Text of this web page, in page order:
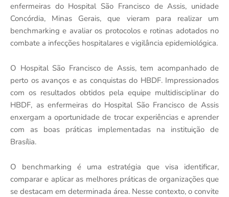
enfermeiras do Hospital São Francisco de Assis, unidade
Concórdia, Minas Gerais, que vieram para realizar um
benchmarking e avaliar os protocolos e rotinas adotados no
combate a infecções hospitalares e vigilância epidemiológica.
O Hospital São Francisco de Assis, tem acompanhado de
perto os avanços e as conquistas do HBDF. Impressionados
com os resultados obtidos pela equipe multidisciplinar do
HBDF, as enfermeiras do Hospital São Francisco de Assis
enxergam a oportunidade de trocar experiências e aprender
com as boas práticas implementadas na instituição de
Brasília.
O benchmarking é uma estratégia que visa identificar,
comparar e aplicar as melhores práticas de organizações que
se destacam em determinada área. Nesse contexto, o convite